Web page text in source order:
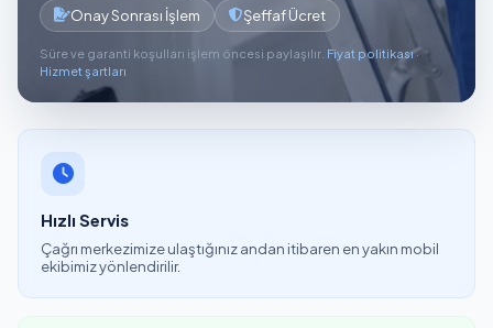
Onay Sonrası İşlem
Şeffaf Ücret
Süre ve garanti koşulları işlem öncesi paylaşılır. Fiyat politikası·
Hizmet şartları
Hızlı Servis
Çağrı merkezimize ulaştığınız andan itibaren en yakın mobil
ekibimiz yönlendirilir.